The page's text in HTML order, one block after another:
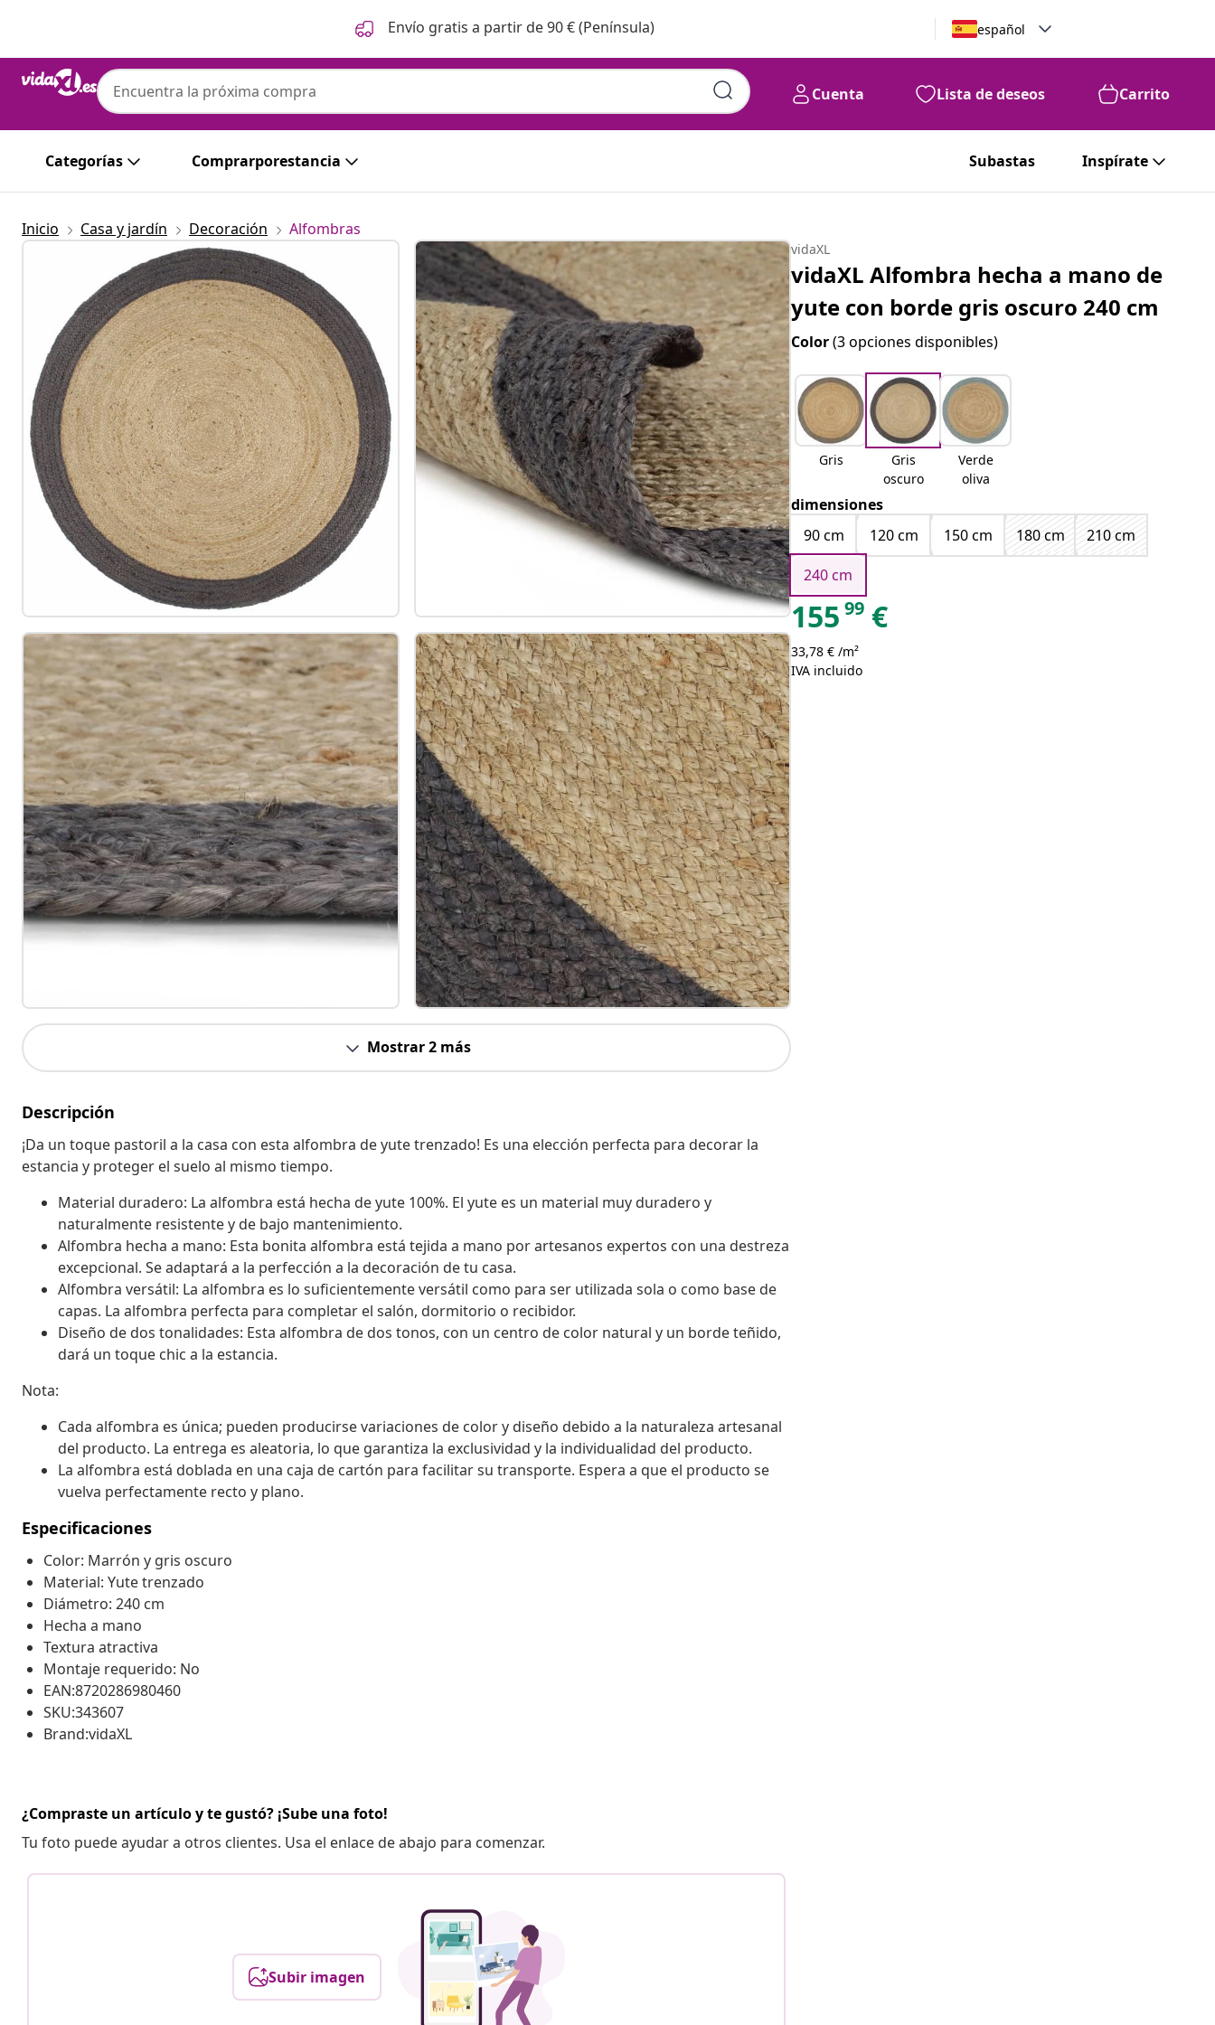
Envío gratis a partir de 90 € (Península) español
Cuenta Lista de deseos Carrito
Categorías Comprarporestancia Subastas Inspírate
Inicio Casa y jardín Decoración Alfombras
Mostrar 2 más
Descripción
¡Da un toque pastoril a la casa con esta alfombra de yute trenzado! Es una elección perfecta para decorar la
estancia y proteger el suelo al mismo tiempo.
Material duradero: La alfombra está hecha de yute 100%. El yute es un material muy duradero y
naturalmente resistente y de bajo mantenimiento.
Alfombra hecha a mano: Esta bonita alfombra está tejida a mano por artesanos expertos con una destreza
excepcional. Se adaptará a la perfección a la decoración de tu casa.
Alfombra versátil: La alfombra es lo suficientemente versátil como para ser utilizada sola o como base de
capas. La alfombra perfecta para completar el salón, dormitorio o recibidor.
Diseño de dos tonalidades: Esta alfombra de dos tonos, con un centro de color natural y un borde teñido,
dará un toque chic a la estancia.
Nota:
Cada alfombra es única; pueden producirse variaciones de color y diseño debido a la naturaleza artesanal
del producto. La entrega es aleatoria, lo que garantiza la exclusividad y la individualidad del producto.
La alfombra está doblada en una caja de cartón para facilitar su transporte. Espera a que el producto se
vuelva perfectamente recto y plano.
Especificaciones
Color: Marrón y gris oscuro
Material: Yute trenzado
Diámetro: 240 cm
Hecha a mano
Textura atractiva
Montaje requerido: No
EAN:8720286980460
SKU:343607
Brand:vidaXL
¿Compraste un artículo y te gustó? ¡Sube una foto!
Tu foto puede ayudar a otros clientes. Usa el enlace de abajo para comenzar.
Subir imagen
vidaXL
vidaXL Alfombra hecha a mano de
yute con borde gris oscuro 240 cm
Color(3 opciones disponibles)
Gris
Gris
oscuro
Verde
oliva
dimensiones
90 cm
120 cm 150 cm 180 cm
210 cm
240 cm
155 99 €
33,78 € /m²
IVA incluido